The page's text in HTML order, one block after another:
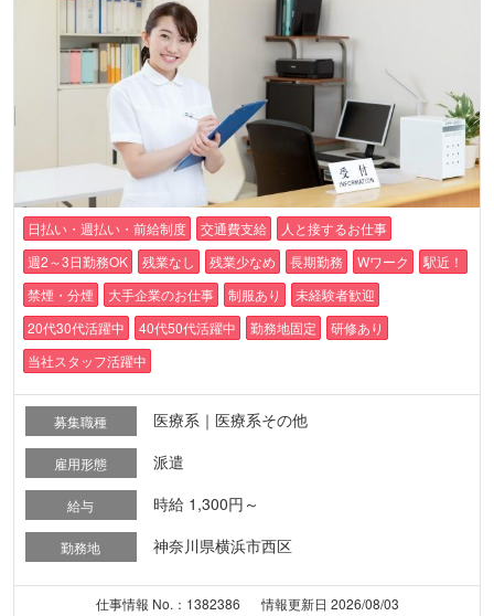
日払い・週払い・前給制度 交通費支給
人と接するお仕事
週2～3日勤務OK
残業なし 残業少なめ 長期勤務 Wワーク
駅近！
禁煙・分煙
大手企業のお仕事 制服あり
未経験者歓迎
20代30代活躍中
40代50代活躍中 勤務地固定
研修あり
当社スタッフ活躍中
募集職種 医療系｜医療系その他
雇用形態 派遣
給与 時給 1,300円～
勤務地 神奈川県横浜市西区
仕事情報 No.：1382386
情報更新日 2026/08/03